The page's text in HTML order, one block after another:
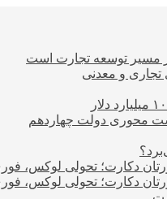
در مسیر توسعه تجارت است
تجاری و معدنی
محوری دولت چهاردهم
دکارت؛ تحولی لوکس،
دکارت؛ تحولی لوکس،